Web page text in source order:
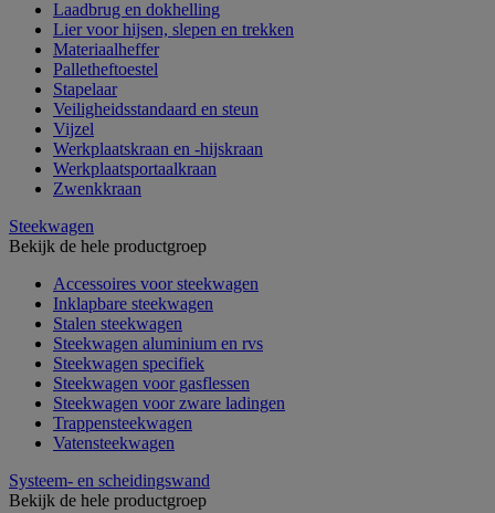
Laadbrug en dokhelling
Lier voor hijsen, slepen en trekken
Materiaalheffer
Palletheftoestel
Stapelaar
Veiligheidsstandaard en steun
Vijzel
Werkplaatskraan en -hijskraan
Werkplaatsportaalkraan
Zwenkkraan
Steekwagen
Bekijk de hele productgroep
Accessoires voor steekwagen
Inklapbare steekwagen
Stalen steekwagen
Steekwagen aluminium en rvs
Steekwagen specifiek
Steekwagen voor gasflessen
Steekwagen voor zware ladingen
Trappensteekwagen
Vatensteekwagen
Systeem- en scheidingswand
Bekijk de hele productgroep